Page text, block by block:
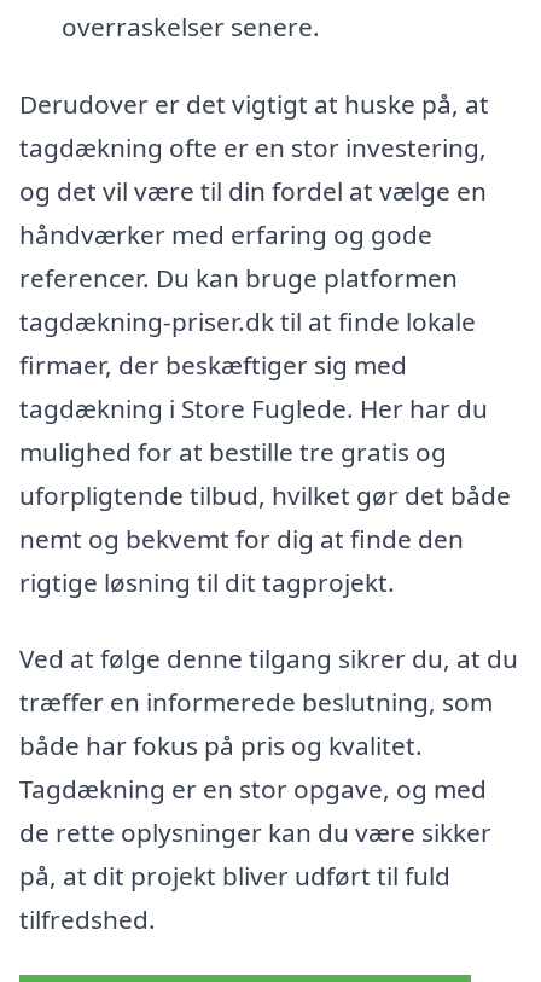
overraskelser senere.
Derudover er det vigtigt at huske på, at
tagdækning ofte er en stor investering,
og det vil være til din fordel at vælge en
håndværker med erfaring og gode
referencer. Du kan bruge platformen
tagdækning-priser.dk til at finde lokale
firmaer, der beskæftiger sig med
tagdækning i Store Fuglede. Her har du
mulighed for at bestille tre gratis og
uforpligtende tilbud, hvilket gør det både
nemt og bekvemt for dig at finde den
rigtige løsning til dit tagprojekt.
Ved at følge denne tilgang sikrer du, at du
træffer en informerede beslutning, som
både har fokus på pris og kvalitet.
Tagdækning er en stor opgave, og med
de rette oplysninger kan du være sikker
på, at dit projekt bliver udført til fuld
tilfredshed.